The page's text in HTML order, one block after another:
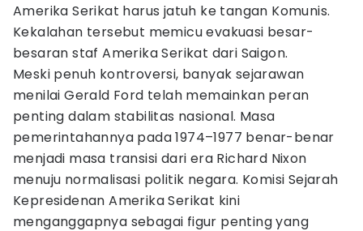
Amerika Serikat harus jatuh ke tangan Komunis.
Kekalahan tersebut memicu evakuasi besar-
besaran staf Amerika Serikat dari Saigon.
Meski penuh kontroversi, banyak sejarawan
menilai Gerald Ford telah memainkan peran
penting dalam stabilitas nasional. Masa
pemerintahannya pada 1974–1977 benar-benar
menjadi masa transisi dari era Richard Nixon
menuju normalisasi politik negara. Komisi Sejarah
Kepresidenan Amerika Serikat kini
menganggapnya sebagai figur penting yang